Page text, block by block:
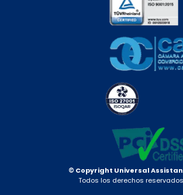
© Copyright Universal
Todos los derechos reservados